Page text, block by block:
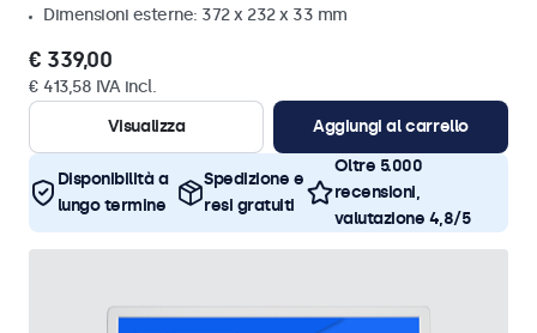
Dimensioni esterne: 372 x 232 x 33 mm
€ 339,00
€ 413,58 IVA incl.
Visualizza
Aggiungi al carrello
Disponibilità a
lungo termine
Spedizione e
resi gratuiti
Oltre 5.000
recensioni,
valutazione 4,8/5